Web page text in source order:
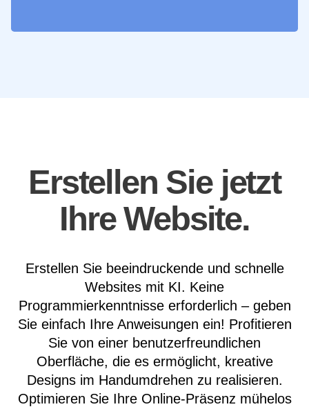
Erstellen Sie jetzt
Ihre Website.
Erstellen Sie beeindruckende und schnelle
Websites mit KI. Keine
Programmierkenntnisse erforderlich – geben
Sie einfach Ihre Anweisungen ein! Profitieren
Sie von einer benutzerfreundlichen
Oberfläche, die es ermöglicht, kreative
Designs im Handumdrehen zu realisieren.
Optimieren Sie Ihre Online-Präsenz mühelos